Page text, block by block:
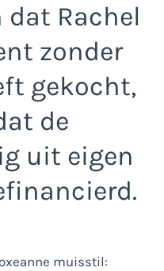
dat Rachel
zonder
gekocht,
de
uit eigen